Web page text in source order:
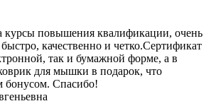
курсы повышения квалификации, очень
качественно и четко.Сертификат
так и бумажной форме, а в
для мышки в подарок, что
бонусом. Спасибо!